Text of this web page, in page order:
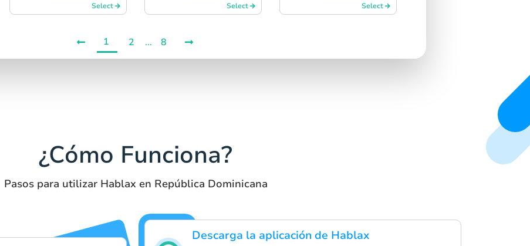
Select
Select
Select
1 2 ... 8
¿Cómo Funciona?
Pasos para utilizar Hablax en República Dominicana
Descarga la aplicación de Hablax